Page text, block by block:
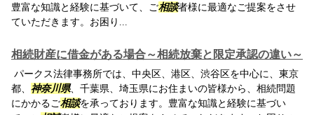
豊富な知識と経験に基づいて、ご相談者様に最適なご提案をさせ
ていただきます。お困り...
相続財産に借金がある場合～相続放棄と限定承認の違い～
パークス法律事務所では、中央区、港区、渋谷区を中心に、東京
都、 神奈川県、千葉県、埼玉県にお住まいの皆様から、相続問題
にかかるご相談を承っております。豊富な知識と経験に基づい